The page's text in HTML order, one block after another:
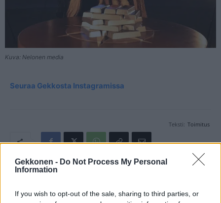
Gekkonen - Do Not Process My Personal
Information
If you wish to opt-out of the sale, sharing to third parties, or
Kuva: Nelonen media
Seuraa Gekkosta Instagramissa
Teksti: Toimitus
Tagit Annimari Korte
Sofia Zida
Susanna Penttilä